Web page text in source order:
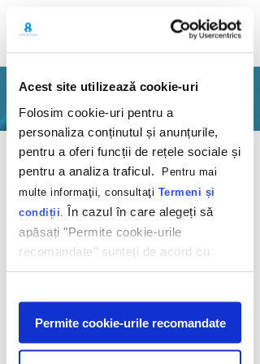
Acest site utilizează cookie-uri
Folosim cookie-uri pentru a
personaliza conținutul și anunțurile,
pentru a oferi funcții de rețele sociale și
pentru a analiza traficul.
Pentru mai
multe informaţii, consultaţi Termeni și
condiții În cazul în care alegeți să
apăsați "Permite cookie-urile
recomandate" sunteți de acord cu
utilizarea modulelor noastre cookie.
Afişare
Permite cookie-urile recomandate
PORTFOLIO
Back
From zero to hero
fiiGO
2020
FiiGO was a delight! Especially because we